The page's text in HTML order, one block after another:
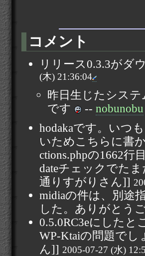
コメント
リリース0.3.3がダ
(木) 21:36:04
昨日生じたシス
です
-- nobunobu
hodakaです。いつ
いためこちらに書
ctions.phpの1662行
dateチェックでた
通りすがりさん]]
midiaの件は、別途
した。ありがとう
0.5.0RC3eにした
WP-Ktaiの問題でし
ん]] 2005-07-27 (水)